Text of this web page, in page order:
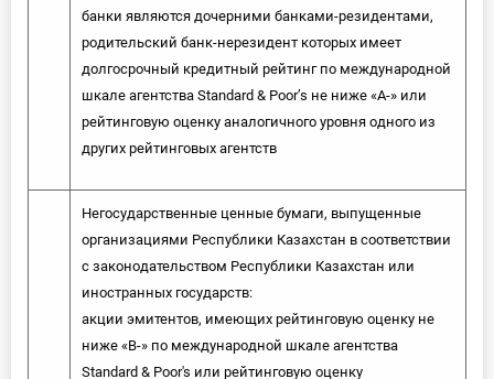
банки являются дочерними банками-резидентами,
родительский банк-нерезидент которых имеет
долгосрочный кредитный рейтинг по международной
шкале агентства Standard & Poor’s не ниже «А-» или
рейтинговую оценку аналогичного уровня одного из
других рейтинговых агентств
Негосударственные ценные бумаги, выпущенные
организациями Республики Казахстан в соответствии
с законодательством Республики Казахстан или
иностранных государств:
акции эмитентов, имеющих рейтинговую оценку не
ниже «В-» по международной шкале агентства
Standard & Poor's или рейтинговую оценку